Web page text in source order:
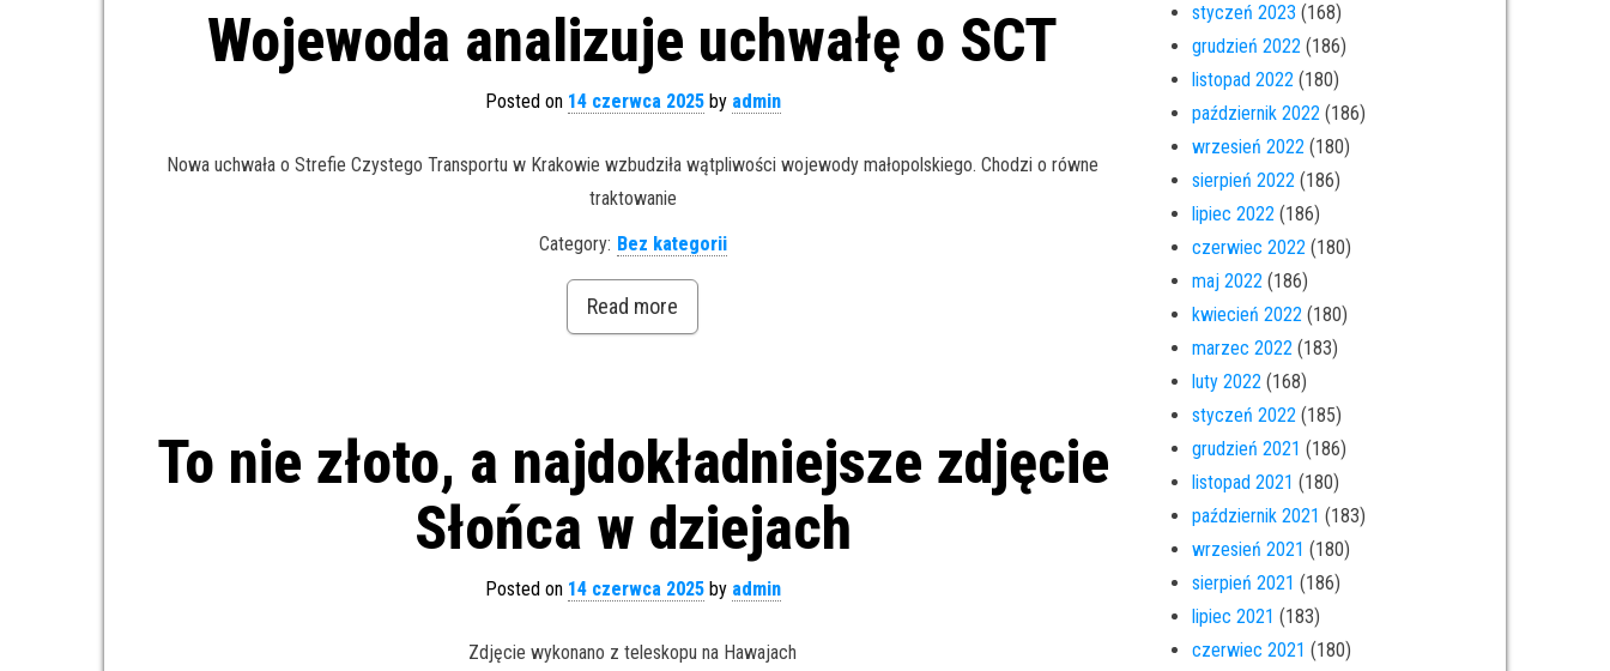
Wojewoda analizuje uchwałę o SCT
Posted on 14 czerwca 2025by admin
Nowa uchwała o Strefie Czystego Transportu w Krakowie wzbudziła wątpliwości wojewody małopolskiego. Chodzi o równe
traktowanie
Category: Bez kategorii
Read more
To nie złoto, a najdokładniejsze zdjęcie
Słońca w dziejach
Posted on 14 czerwca 2025by admin
Zdjęcie wykonano z teleskopu na Hawajach
styczeń 2023 (168)
grudzień 2022(186)
listopad 2022(180)
październik 2022(186)
wrzesień 2022(180)
sierpień 2022(186)
lipiec 2022(186)
czerwiec 2022(180)
maj 2022(186)
kwiecień 2022(180)
marzec 2022(183)
luty 2022(168)
styczeń 2022(185)
grudzień 2021 (186)
listopad 2021 (180)
październik 2021 (183)
wrzesień 2021 (180)
sierpień 2021 (186)
lipiec 2021 (183)
czerwiec 2021 (180)